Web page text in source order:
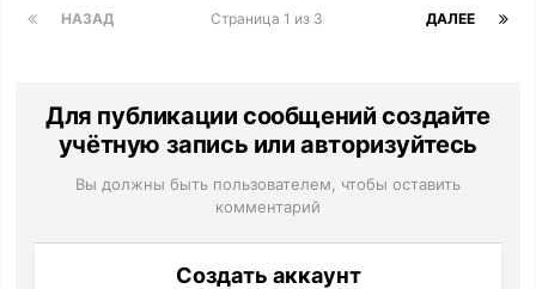
НАЗАД ДАЛЕЕ
Страница 1 из 3
Для публикации сообщений создайте
учётную запись или авторизуйтесь
Вы должны быть пользователем, чтобы оставить
комментарий
Создать аккаунт